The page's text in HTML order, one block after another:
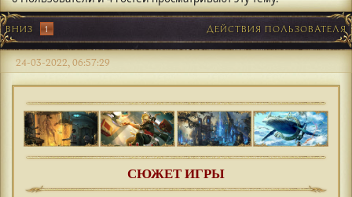
ВНИЗ 1 ДЕЙСТВИЯ ПОЛЬЗОВАТЕЛЯ
24-03-2022, 06:57:29
СЮЖЕТ ИГРЫ